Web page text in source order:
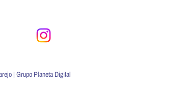
| Grupo Planeta Digital